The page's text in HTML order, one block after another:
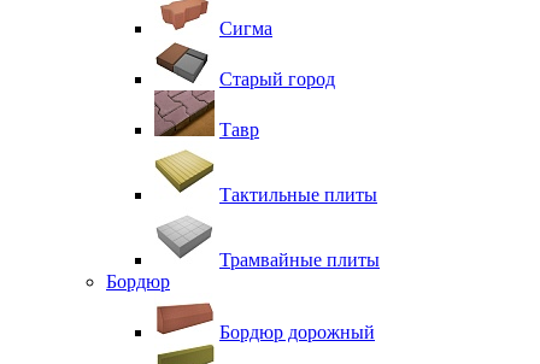
Сигма
Старый город
Тавр
Тактильные плиты
Трамвайные плиты
Бордюр
Бордюр дорожный